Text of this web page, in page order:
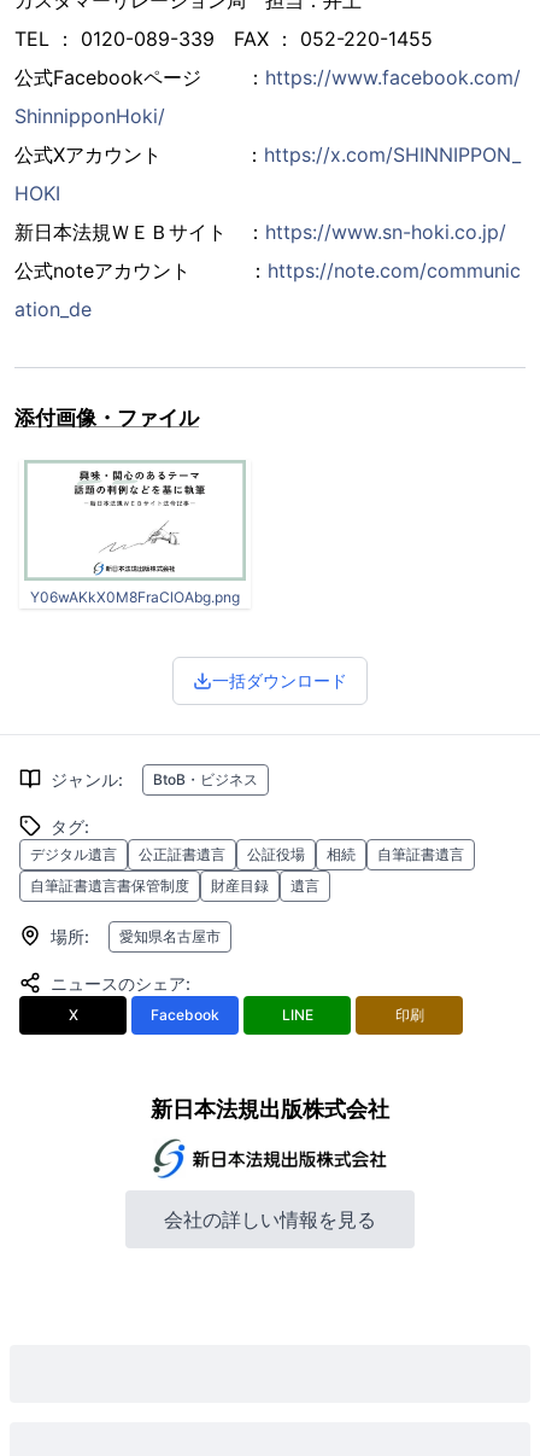
TEL ： 0120-089-339 FAX ： 052-220-1455
公式Facebookページ ： https://www.facebook.com/
ShinnipponHoki/
公式Xアカウント ： https://x.com/SHINNIPPON_
HOKI
新日本法規ＷＥＢサイト ： https://www.sn-hoki.co.jp/
公式noteアカウント ： https://note.com/communic
ation_de
添付画像・ファイル
Y06wAKkX0M8FraClOAbg.png
一括ダウンロード
ジャンル: BtoB・ビジネス
タグ:
デジタル遺言 公正証書遺言 公証役場 相続
自筆証書遺言
自筆証書遺言書保管制度
財産目録 遺言
場所: 愛知県名古屋市
ニュースのシェア:
X Facebook LINE 印刷
新日本法規出版株式会社
会社の詳しい情報を見る